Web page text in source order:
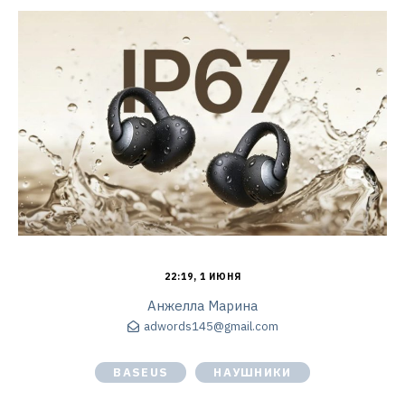
22:19, 1 ИЮНЯ
Анжелла Марина
adwords145@gmail.com
BASEUS НАУШНИКИ